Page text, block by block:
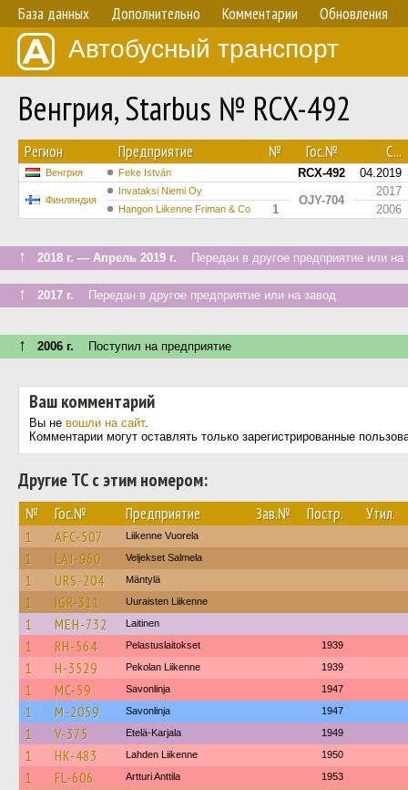
База данных Дополнительно Комментарии Обновления
Автобусный транспорт
Венгрия, Starbus № RCX-492
Регион Предприятие № Гос.№ С...
Венгрия Feke István RCX-492 04.2019
Финляндия
Invataksi Niemi Oy
OJY-704
2017
Hangon Liikenne Friman & Co 1 2006
↑ 2018 г. — Апрель 2019 г. Передан в другое предприятие или на
↑ 2017 г. Передан в другое предприятие или на завод
↑ 2006 г. Поступил на предприятие
Ваш комментарий
Вы не вошли на сайт.
Комментарии могут оставлять только зарегистрированные
Другие ТС с этим номером:
№ Гос.№ Предприятие Зав.№ Постр. Утил.
1 AFC-507 Liikenne Vuorela
1 LAJ-960 Veljekset Salmela
1 URS-204 Mäntylä
1 IGR-311 Uuraisten Liikenne
1 MEH-732 Laitinen
1 RH-564 Pelastuslaitokset 1939
1 H-3529 Pekolan Liikenne 1939
1 MC-59 Savonlinja 1947
1 M-2059 Savonlinja 1947
1 V-375 Etelä-Karjala 1949
1 HK-483 Lahden Liikenne 1950
1 FL-606 Artturi Anttila 1953